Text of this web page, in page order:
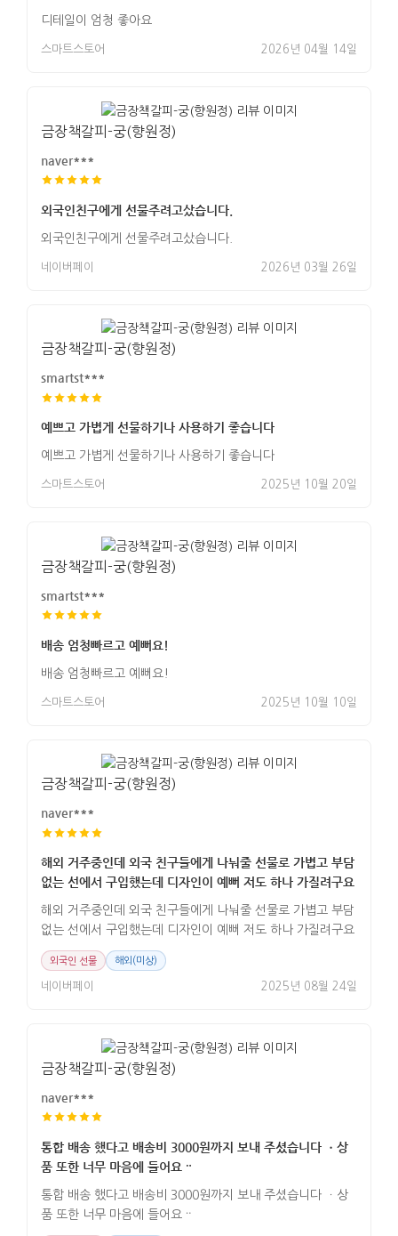
디테일이 엄청 좋아요
스마트스토어 2026년 04월 14일
금장책갈피-궁(향원정)
naver***
외국인친구에게 선물주려고샀습니다.
외국인친구에게 선물주려고샀습니다.
네이버페이 2026년 03월 26일
금장책갈피-궁(향원정)
smartst***
예쁘고 가볍게 선물하기나 사용하기 좋습니다
예쁘고 가볍게 선물하기나 사용하기 좋습니다
스마트스토어 2025년 10월 20일
금장책갈피-궁(향원정)
smartst***
배송 엄청빠르고 예뻐요!
배송 엄청빠르고 예뻐요!
스마트스토어 2025년 10월 10일
금장책갈피-궁(향원정)
naver***
해외 거주중인데 외국 친구들에게 나눠줄 선물로 가볍고 부담
없는 선에서 구입했는데 디자인이 예뻐 저도 하나 가질려구요
해외 거주중인데 외국 친구들에게 나눠줄 선물로 가볍고 부담
없는 선에서 구입했는데 디자인이 예뻐 저도 하나 가질려구요
외국인 선물 해외(미상)
네이버페이 2025년 08월 24일
금장책갈피-궁(향원정)
naver***
통합 배송 했다고 배송비 3000원까지 보내 주셨습니다 ㆍ상
품 또한 너무 마음에 들어요ᆢ
통합 배송 했다고 배송비 3000원까지 보내 주셨습니다 ㆍ상
품 또한 너무 마음에 들어요ᆢ